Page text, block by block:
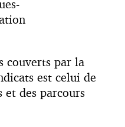
couverts par la
est celui de
et des parcours